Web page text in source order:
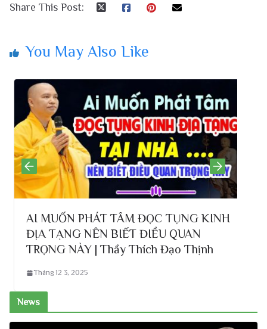
Share This Post:
You May Also Like
AI MUỐN PHÁT TÂM ĐỌC TỤNG KINH
ĐỊA TẠNG NÊN BIẾT ĐIỀU QUAN
TRỌNG NÀY | Thầy Thích Đạo Thịnh
Tháng 12 3, 2025
News